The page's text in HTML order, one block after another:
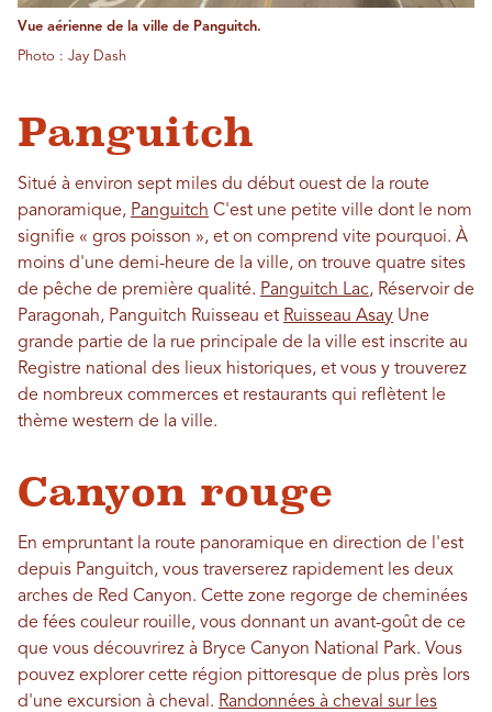
Vue aérienne de la ville de Panguitch.
Photo : Jay Dash
Panguitch
Situé à environ sept miles du début ouest de la route
panoramique, Panguitch C'est une petite ville dont le nom
signifie « gros poisson », et on comprend vite pourquoi. À
moins d'une demi-heure de la ville, on trouve quatre sites
de pêche de première qualité. Panguitch Lac, Réservoir de
Paragonah, Panguitch Ruisseau et Ruisseau Asay Une
grande partie de la rue principale de la ville est inscrite au
Registre national des lieux historiques, et vous y trouverez
de nombreux commerces et restaurants qui reflètent le
thème western de la ville.
Canyon rouge
En empruntant la route panoramique en direction de l'est
depuis Panguitch, vous traverserez rapidement les deux
arches de Red Canyon. Cette zone regorge de cheminées
de fées couleur rouille, vous donnant un avant-goût de ce
que vous découvrirez à Bryce Canyon National Park. Vous
pouvez explorer cette région pittoresque de plus près lors
d'une excursion à cheval. Randonnées à cheval sur les